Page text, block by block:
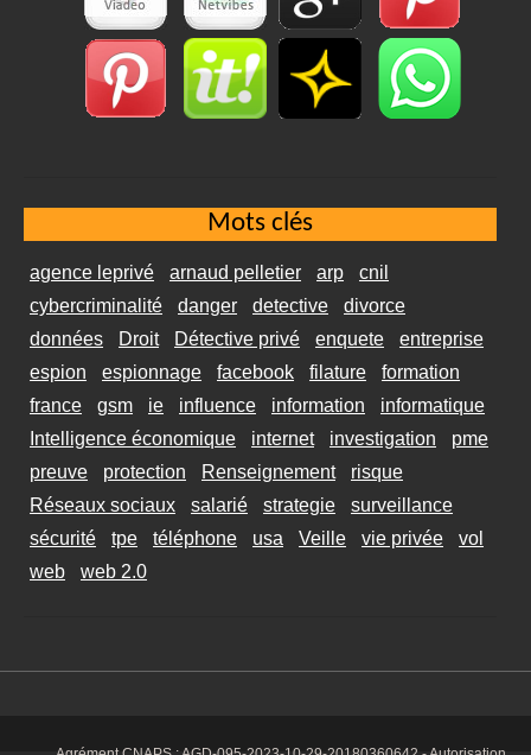
Mots clés
agence leprivé arnaud pelletier arp
cnil
cybercriminalité
danger detective
divorce
données
Droit Détective privé enquete
entreprise
espion
espionnage facebook filature
formation
france
gsm ie influence information
informatique
Intelligence économique
internet investigation
pme
preuve
protection Renseignement
risque
Réseaux sociaux
salarié strategie
surveillance
sécurité
tpe téléphone usa Veille vie privée
vol
web
web 2.0